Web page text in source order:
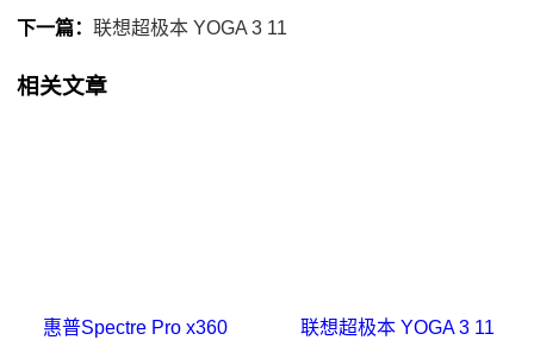
下一篇： 联想超极本 YOGA 3 11
相关文章
惠普Spectre Pro x360 联想超极本 YOGA 3 11